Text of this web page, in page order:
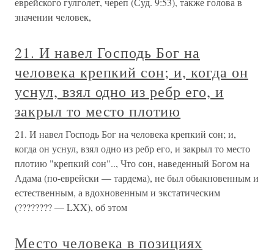
значении человек,
21. И навел Господь Бог на
человека крепкий сон; и, когда он
уснул, взял одно из ребр его, и
закрыл то место плотию
21. И навел Господь Бог на человека крепкий сон; и,
когда он уснул, взял одно из ребр его, и закрыл то место
плотию "крепкий сон".., Что сон, наведенный Богом на
Адама (по-еврейски — тардема), не был обыкновенным и
естественным, а вдохновенным и экстатическим
(???????? — LXX), об этом
Место человека в позициях